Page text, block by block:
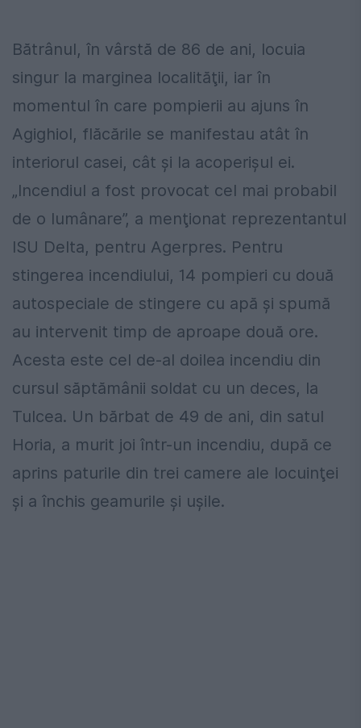
Bătrânul, în vârstă de 86 de ani, locuia
singur la marginea localităţii, iar în
momentul în care pompierii au ajuns în
Agighiol, flăcările se manifestau atât în
interiorul casei, cât şi la acoperişul ei.
„Incendiul a fost provocat cel mai probabil
de o lumânare”, a menţionat reprezentantul
ISU Delta, pentru Agerpres. Pentru
stingerea incendiului, 14 pompieri cu două
autospeciale de stingere cu apă şi spumă
au intervenit timp de aproape două ore.
Acesta este cel de-al doilea incendiu din
cursul săptămânii soldat cu un deces, la
Tulcea. Un bărbat de 49 de ani, din satul
Horia, a murit joi într-un incendiu, după ce
aprins paturile din trei camere ale locuinţei
şi a închis geamurile şi uşile.